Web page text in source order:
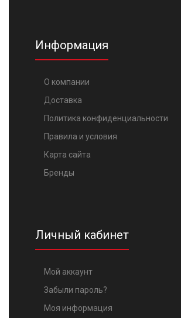
Информация
О компании
Доставка
Политика конфиденциальности
Правила и условия
Карта сайта
Бренды
Личный кабинет
Мой аккаунт
Забыли пароль?
Моя информация